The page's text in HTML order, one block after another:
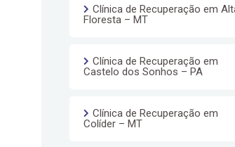
Clínica de Recuperação em
Floresta – MT
Clínica de Recuperação em
Castelo dos Sonhos – PA
Clínica de Recuperação em
Colíder – MT